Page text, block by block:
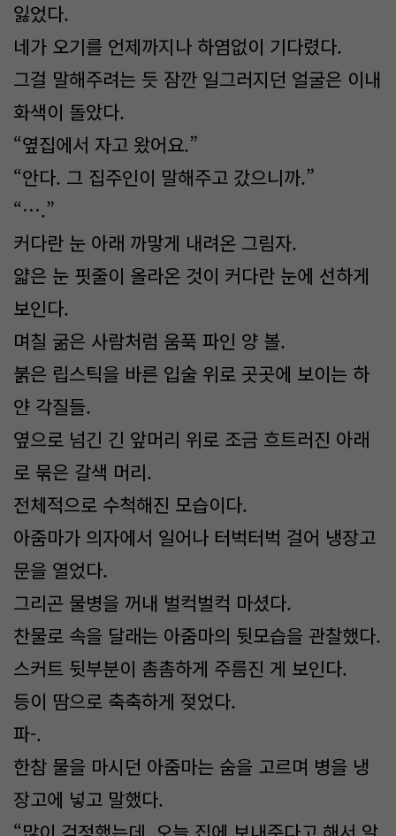
잃었다.
네가 오기를 언제까지나 하염없이 기다렸다.
그걸 말해주려는 듯 잠깐 일그러지던 얼굴은 이내
화색이 돌았다.
“옆집에서 자고 왔어요.”
“안다. 그 집주인이 말해주고 갔으니까.”
“….”
커다란 눈 아래 까맣게 내려온 그림자.
얇은 눈 핏줄이 올라온 것이 커다란 눈에 선하게
보인다.
며칠 굶은 사람처럼 움푹 파인 양 볼.
붉은 립스틱을 바른 입술 위로 곳곳에 보이는 하
얀 각질들.
옆으로 넘긴 긴 앞머리 위로 조금 흐트러진 아래
로 묶은 갈색 머리.
전체적으로 수척해진 모습이다.
아줌마가 의자에서 일어나 터벅터벅 걸어 냉장고
문을 열었다.
그리곤 물병을 꺼내 벌컥벌컥 마셨다.
찬물로 속을 달래는 아줌마의 뒷모습을 관찰했다.
스커트 뒷부분이 촘촘하게 주름진 게 보인다.
등이 땀으로 축축하게 젖었다.
파-.
한참 물을 마시던 아줌마는 숨을 고르며 병을 냉
장고에 넣고 말했다.